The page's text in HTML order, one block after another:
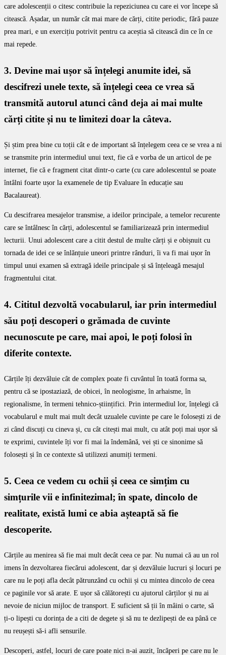
care adolescenții o citesc contribuie la repeziciunea cu care ei vor începe să
citească. Așadar, un număr cât mai mare de cărți, citite periodic, fără pauze
prea mari, e un exercițiu potrivit pentru ca aceștia să citească din ce în ce
mai repede.
3. Devine mai ușor să înțelegi anumite idei, să
descifrezi unele texte, să înțelegi ceea ce vrea să
transmită autorul atunci când deja ai mai multe
cărți citite și nu te limitezi doar la câteva.
Și știm prea bine cu toții cât e de important să înțelegem ceea ce se vrea a ni
se transmite prin intermediul unui text, fie că e vorba de un articol de pe
internet, fie că e fragment citat dintr-o carte (cu care adolescentul se poate
întâlni foarte ușor la examenele de tip Evaluare în educație sau
Bacalaureat).
Cu descifrarea mesajelor transmise, a ideilor principale, a temelor recurente
care se întâlnesc în cărți, adolescentul se familiarizează prin intermediul
lecturii. Unui adolescent care a citit destul de multe cărți și e obișnuit cu
tornada de idei ce se înlănțuie uneori printre rânduri, îi va fi mai ușor în
timpul unui examen să extragă ideile principale și să înțeleagă mesajul
fragmentului citat.
4. Cititul dezvoltă vocabularul, iar prin intermediul
său poți descoperi o grămada de cuvinte
necunoscute pe care, mai apoi, le poți folosi în
diferite contexte.
Cărțile îți dezvăluie cât de complex poate fi cuvântul în toată forma sa,
pentru că se ipostaziază, de obicei, în neologisme, în arhaisme, în
regionalisme, în termeni tehnico-științifici. Prin intermediul lor, înțelegi că
vocabularul e mult mai mult decât uzualele cuvinte pe care le folosești zi de
zi când discuți cu cineva și, cu cât citești mai mult, cu atât poți mai ușor să
te exprimi, cuvintele îți vor fi mai la îndemână, vei ști ce sinonime să
folosești și în ce contexte să utilizezi anumiți termeni.
5. Ceea ce vedem cu ochii și ceea ce simțim cu
simțurile vii e infinitezimal; în spate, dincolo de
realitate, există lumi ce abia așteaptă să fie
descoperite.
Cărțile au menirea să fie mai mult decât ceea ce par. Nu numai că au un rol
imens în dezvoltarea fiecărui adolescent, dar și dezvăluie lucruri și locuri pe
care nu le poți afla decât pătrunzând cu ochii și cu mintea dincolo de ceea
ce paginile vor să arate. E ușor să călătorești cu ajutorul cărților și nu ai
nevoie de niciun mijloc de transport. E suficient să ții în mâini o carte, să
ți-o lipești cu dorința de a citi de degete și să nu te dezlipești de ea până ce
nu reușești să-i afli sensurile.
Descoperi, astfel, locuri de care poate nici n-ai auzit, încăperi pe care nu le